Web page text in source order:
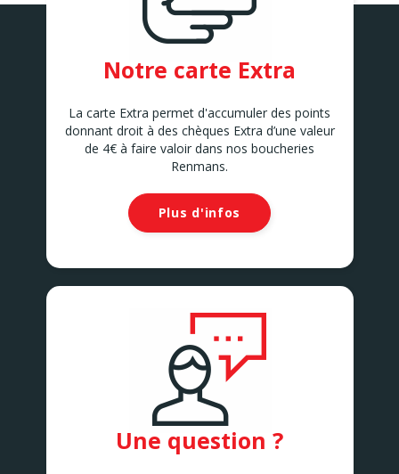
SANDWEILER
Notre carte Extra
La carte Extra permet d'accumuler des points
donnant droit à des chèques Extra d’une valeur
de 4€ à faire valoir dans nos boucheries
Renmans.
Plus d'infos
Une question ?